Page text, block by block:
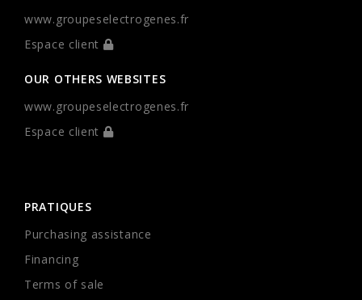
www.groupeselectrogenes.fr
Espace client
OUR OTHERS WEBSITES
www.groupeselectrogenes.fr
Espace client
PRATIQUES
Purchasing assistance
Financing
Terms of sale